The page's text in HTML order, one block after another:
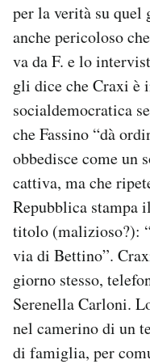
per la verità su
anche pericoloso
va da F. e lo
gli dice che Craxi è
socialdemocratica
che Fassino “dà
obbedisce come un
cattiva, ma che
Repubblica stampa
titolo (malizioso?):
via di Bettino”.
giorno stesso,
Serenella Carloni.
nel camerino di un
di famiglia, per